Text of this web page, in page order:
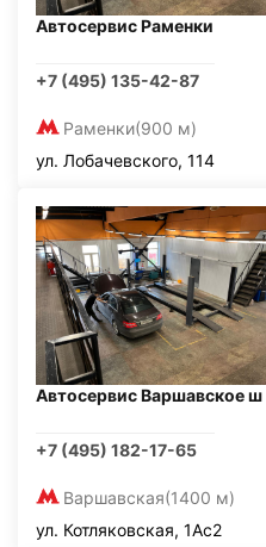
Автосервис Раменки
+7 (495) 135-42-87
Раменки(900 м)
ул. Лобачевского, 114
Автосервис Варшавское ш
+7 (495) 182-17-65
Варшавская(1400 м)
ул. Котляковская, 1Ас2